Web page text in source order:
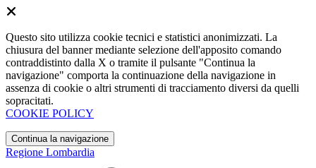
Questo sito utilizza cookie tecnici e statistici anonimizzati. La
chiusura del banner mediante selezione dell'apposito comando
contraddistinto dalla X o tramite il pulsante "Continua la
navigazione" comporta la continuazione della navigazione in
assenza di cookie o altri strumenti di tracciamento diversi da quelli
sopracitati.
COOKIE POLICY
Continua la navigazione
Regione Lombardia